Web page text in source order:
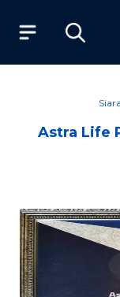
Layanan
Syariah
Beli Online
Astra Life